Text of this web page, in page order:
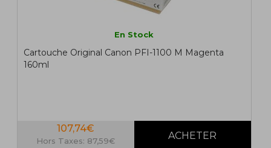
En Stock
Cartouche Original Canon PFI-1100 M Magenta
160ml
107,74€
Hors Taxes: 87,59€